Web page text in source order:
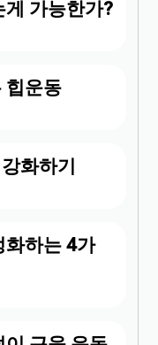
게 가능한가?
힙운동
화하기
화하는 4가